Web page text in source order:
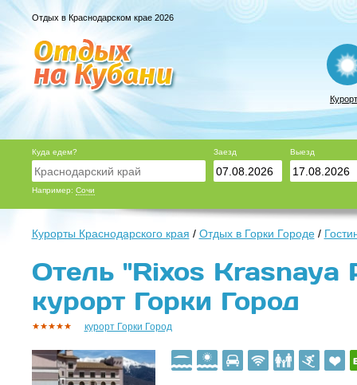
Отдых в Краснодарском крае 2026
Куда едем?
Например: Сочи
Заезд Выезд
Курорты Краснодарского края / Отдых в Горки Городе/
Отель "Rixos Krasnaya
курорт Горки Город
курорт Горки Город